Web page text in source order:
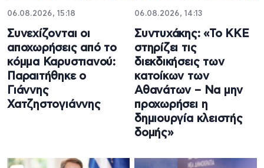
06.08.2026, 15:18
Συνεχίζονται οι
αποχωρήσεις από το
κόμμα Καρυστιανού:
Παραιτήθηκε ο
Γιάννης
Χατζηστογιάννης
06.08.2026, 14:13
Συντυχάκης: «Το ΚΚΕ
στηρίζει τις
διεκδικήσεις των
κατοίκων των
Αθανάτων – Να μην
προχωρήσει η
δημιουργία κλειστής
δομής»